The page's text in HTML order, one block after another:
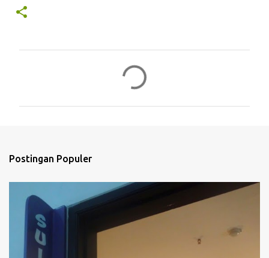
r
Postingan Populer